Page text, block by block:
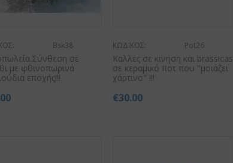
Bsk38
σε
με φθινοπωρινά
εποχής!!!
ΚΩΔΙΚΟΣ: Pot26
Καλλες σε κινηση και brassicas
σε κεραμικό ποτ που "μοιάζει
χάρτινο" !!!
€30.00